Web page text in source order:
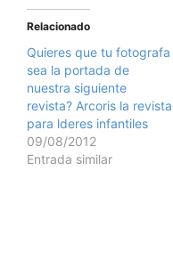
Relacionado
Quieres que tu fotografa
sea la portada de
nuestra siguiente
revista? Arcoris la revista
para lderes infantiles
09/08/2012
Entrada similar